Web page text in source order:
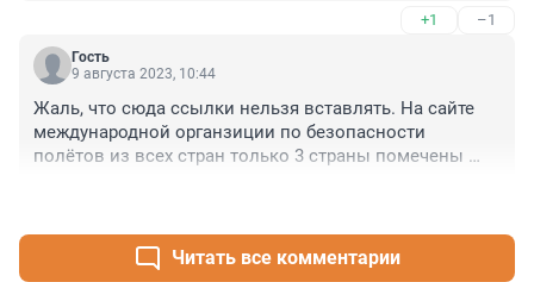
Boeing 787 dreamliner действительно оказалось
небезопасно летать. Но "это другое".
Естественно, самолёты если летают-будут какие то
полёта и безопасности. Но по инструкции нельзя,
поэтому дальше не полетели. Кто никуда не летает, у
того и самолёты не ломаются. И самолёт безопаснее
+1 –1
Гость
9 августа 2023, 10:44
Жаль, что сюда ссылки нельзя вставлять. На сайте
международной органзиции по безопасности
полётов из всех стран только 3 страны помечены
Читать все комментарии